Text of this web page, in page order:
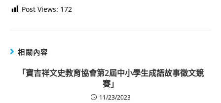
Post Views: 172
相關內容
「寶吉祥文史教育協會第2屆中小學生成語故事徵文競
賽」
11/23/2023